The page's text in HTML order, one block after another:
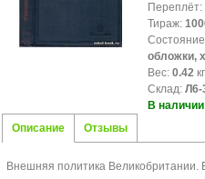
Переплёт:
Тираж:
Состояние
обложки,
Вес: 0.42 кг
Склад: Л6-
В наличии
Описание Отзывы
Внешняя политика Великобритании.